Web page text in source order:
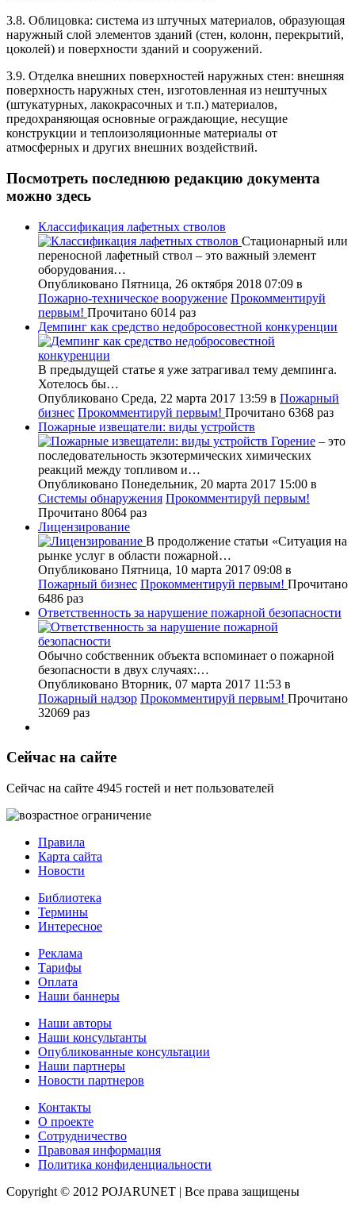
3.8. Облицовка: система из штучных материалов, образующая
наружный слой элементов зданий (стен, колонн, перекрытий,
цоколей) и поверхности зданий и сооружений.
3.9. Отделка внешних поверхностей наружных стен: внешняя
поверхность наружных стен, изготовленная из нештучных
(штукатурных, лакокрасочных и т.п.) материалов,
предохраняющая основные ограждающие, несущие
конструкции и теплоизоляционные материалы от
атмосферных и других внешних воздействий.
Посмотреть последнюю редакцию документа
можно здесь
Классификация лафетных стволов
Стационарный или
переносной лафетный ствол – это важный элемент
оборудования…
Опубликовано Пятница, 26 октября 2018 07:09 в
Пожарно-техническое вооружение Прокомментируй
первым! Прочитано 6014 раз
Демпинг как средство недобросовестной конкуренции
В предыдущей статье я уже затрагивал тему демпинга.
Хотелось бы…
Опубликовано Среда, 22 марта 2017 13:59 в Пожарный
бизнес Прокомментируй первым! Прочитано 6368 раз
Пожарные извещатели: виды устройств
Горение – это
последовательность экзотермических химических
реакций между топливом и…
Опубликовано Понедельник, 20 марта 2017 15:00 в
Системы обнаружения Прокомментируй первым!
Прочитано 8064 раз
Лицензирование
В продолжение статьи «Ситуация на
рынке услуг в области пожарной…
Опубликовано Пятница, 10 марта 2017 09:08 в
Пожарный бизнес Прокомментируй первым! Прочитано
6486 раз
Ответственность за нарушение пожарной безопасности
Обычно собственник объекта вспоминает о пожарной
безопасности в двух случаях:…
Опубликовано Вторник, 07 марта 2017 11:53 в
Пожарный надзор Прокомментируй первым! Прочитано
32069 раз
Сейчас на сайте
Сейчас на сайте 4945 гостей и нет пользователей
Правила
Карта сайта
Новости
Библиотека
Термины
Интересное
Реклама
Тарифы
Оплата
Наши баннеры
Наши авторы
Наши консультанты
Опубликованные консультации
Наши партнеры
Новости партнеров
Контакты
О проекте
Сотрудничество
Правовая информация
Политика конфиденциальности
Copyright © 2012 POJARUNET | Все права защищены